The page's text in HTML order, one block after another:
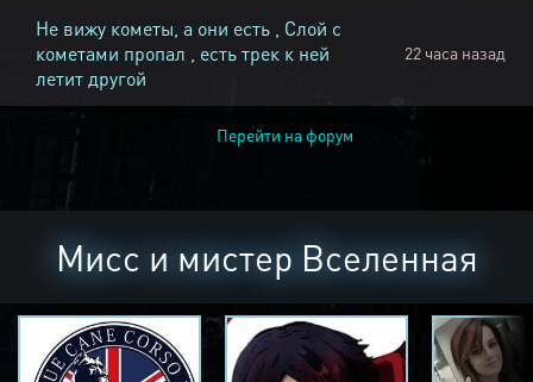
Не вижу кометы, а они есть , Слой с
кометами пропал , есть трек к ней
летит другой
22 часа назад
Перейти на форум
Мисс и мистер Вселенная